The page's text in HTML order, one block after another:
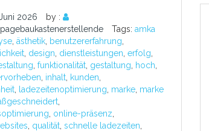
2026
by :
Tags: amka
, ästhetik, benutzererfahrung
, design dienstleistungen erfolg
funktionalität, gestaltung hoch
inhalt, kunden
, ladezeitenoptimierung marke, marke
,
online-präsenz
qualität, schnelle ladezeiten